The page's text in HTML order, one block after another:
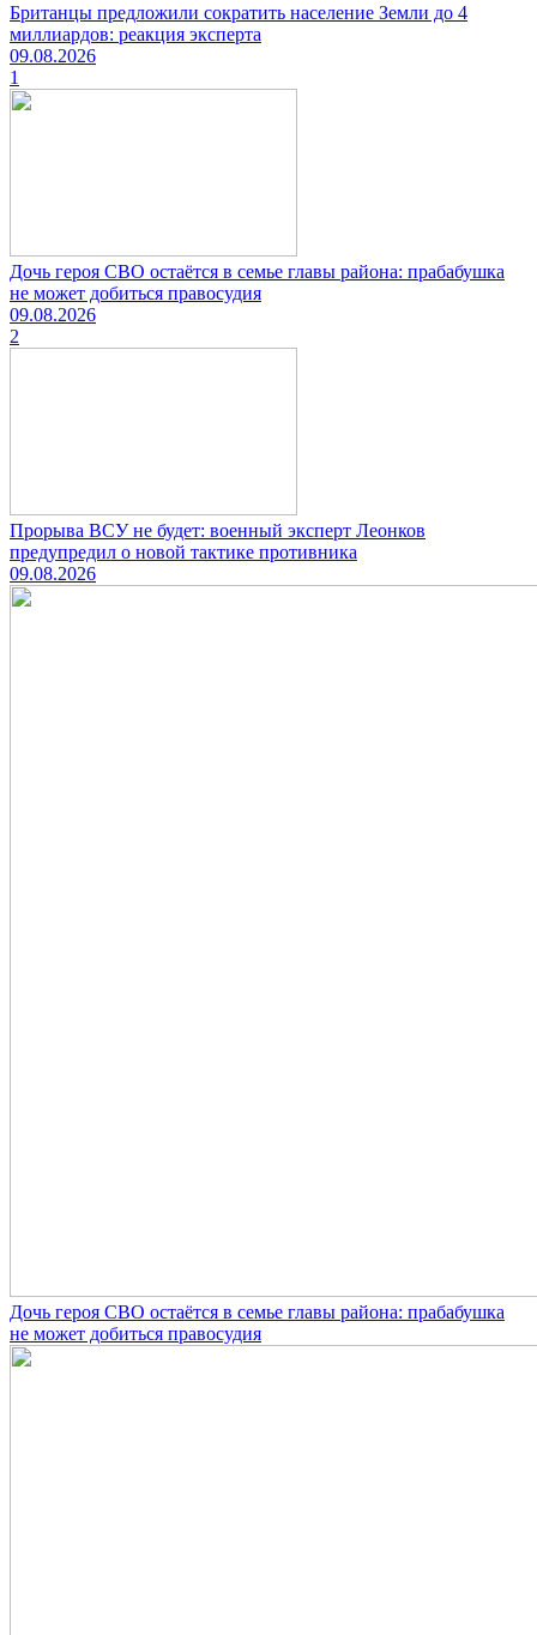
Британцы предложили сократить население Земли до 4
миллиардов: реакция эксперта
09.08.2026
1
Дочь героя СВО остаётся в семье главы района: прабабушка
не может добиться правосудия
09.08.2026
2
Прорыва ВСУ не будет: военный эксперт Леонков
предупредил о новой тактике противника
09.08.2026
Дочь героя СВО остаётся в семье главы района: прабабушка
не может добиться правосудия